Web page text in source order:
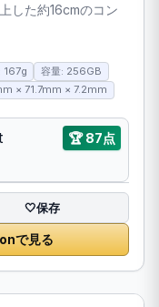
した約16cmのコン
167g
容量: 256GB
× 71.7mm × 7.2mm
🏆 87点
🤍保存
で見る